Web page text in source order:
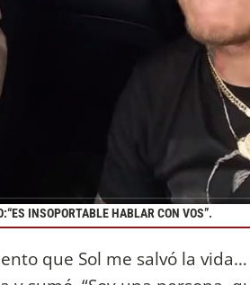
INSOPORTABLE HABLAR CON VOS”.
que Sol me salvó la